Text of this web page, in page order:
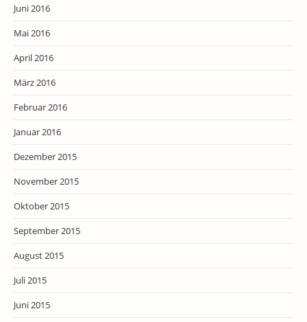
Juni 2016
Mai 2016
April 2016
März 2016
Februar 2016
Januar 2016
Dezember 2015
November 2015
Oktober 2015
September 2015
August 2015
Juli 2015
Juni 2015